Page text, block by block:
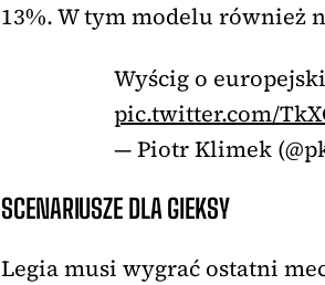
13%. W tym modelu również
Wyścig o
pic.twitter.com/
— Piotr Klimek
SCENARIUSZE DLA GIEKSY
Legia musi wygrać ostatni